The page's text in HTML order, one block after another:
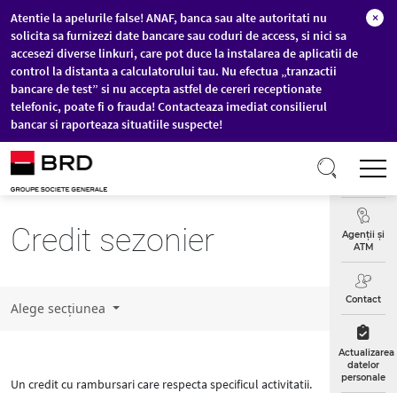
Sari la conținutul principal
Atentie la apelurile false! ANAF, banca sau alte autoritati nu
solicita sa furnizezi date bancare sau coduri de access, si nici sa
accesezi diverse linkuri, care pot duce la instalarea de aplicatii de
control la distanta a calculatorului tau. Nu efectua „tranzactii
bancare de test” si nu accepta astfel de cereri receptionate
telefonic, poate fi o frauda! Contacteaza imediat consilierul
bancar si raporteaza situatiile suspecte!
×
Curs
Agenții și
ATM
Contact
Actualizarea
datelor
personale
Credit sezonier
Alege secțiunea
Un credit cu rambursari care respecta specificul activitatii.